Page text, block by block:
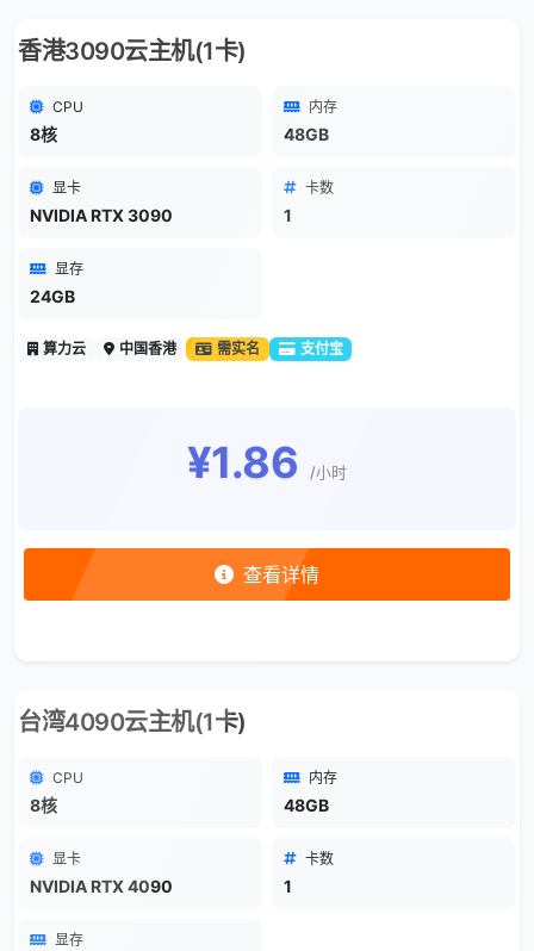
香港3090云主机(1卡)
CPU
8核
内存
48GB
显卡
NVIDIA RTX 3090
卡数
1
显存
24GB
算力云 中国香港 需实名 支付宝
¥1.86 /小时
查看详情
台湾4090云主机(1卡)
CPU
8核
内存
48GB
显卡
NVIDIA RTX 4090
卡数
1
显存